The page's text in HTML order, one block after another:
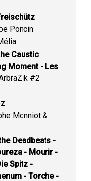
Poncin
Caustic
Moment - Les
#2
Monniot &
Deadbeats -
- Mourir -
Spitz -
- Torche -